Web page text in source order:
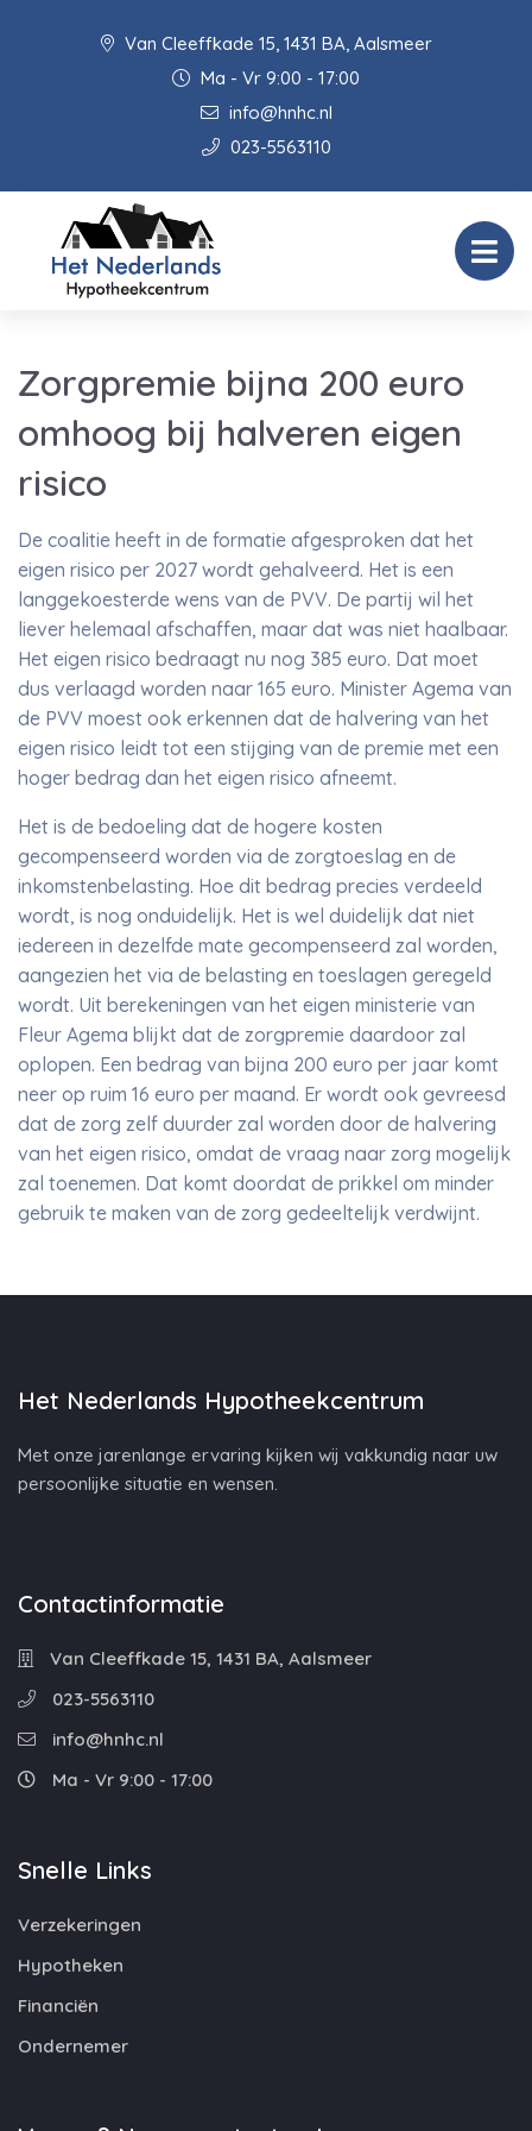
Van Cleeffkade 15, 1431 BA, Aalsmeer
Ma - Vr 9:00 - 17:00
info@hnhc.nl
023-5563110
Zorgpremie bijna 200 euro
omhoog bij halveren eigen
risico
De coalitie heeft in de formatie afgesproken dat het
eigen risico per 2027 wordt gehalveerd. Het is een
langgekoesterde wens van de PVV. De partij wil het
liever helemaal afschaffen, maar dat was niet haalbaar.
Het eigen risico bedraagt nu nog 385 euro. Dat moet
dus verlaagd worden naar 165 euro. Minister Agema van
de PVV moest ook erkennen dat de halvering van het
eigen risico leidt tot een stijging van de premie met een
hoger bedrag dan het eigen risico afneemt.
Het is de bedoeling dat de hogere kosten
gecompenseerd worden via de zorgtoeslag en de
inkomstenbelasting. Hoe dit bedrag precies verdeeld
wordt, is nog onduidelijk. Het is wel duidelijk dat niet
iedereen in dezelfde mate gecompenseerd zal worden,
aangezien het via de belasting en toeslagen geregeld
wordt. Uit berekeningen van het eigen ministerie van
Fleur Agema blijkt dat de zorgpremie daardoor zal
oplopen. Een bedrag van bijna 200 euro per jaar komt
neer op ruim 16 euro per maand. Er wordt ook gevreesd
dat de zorg zelf duurder zal worden door de halvering
van het eigen risico, omdat de vraag naar zorg mogelijk
zal toenemen. Dat komt doordat de prikkel om minder
gebruik te maken van de zorg gedeeltelijk verdwijnt.
Het Nederlands Hypotheekcentrum
Met onze jarenlange ervaring kijken wij vakkundig naar uw
persoonlijke situatie en wensen.
Contactinformatie
Van Cleeffkade 15, 1431 BA, Aalsmeer
023-5563110
info@hnhc.nl
Ma - Vr 9:00 - 17:00
Snelle Links
Verzekeringen
Hypotheken
Financiën
Ondernemer